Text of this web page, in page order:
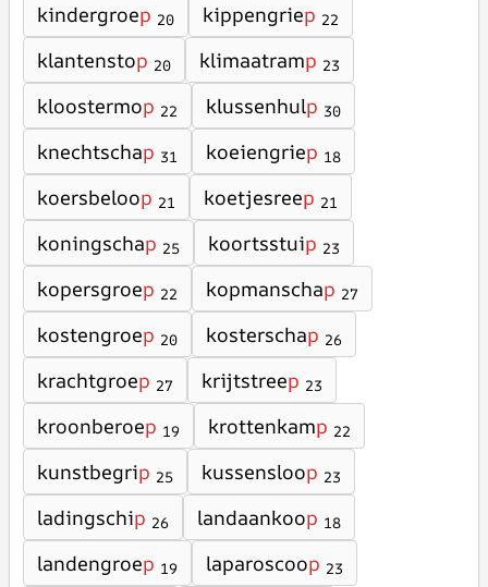
kindergroep 20 kippengriep 22
klantenstop 20 klimaatramp 23
kloostermop 22 klussenhulp 30
knechtschap 31 koeiengriep 18
koersbeloop 21 koetjesreep 21
koningschap 25 koortsstuip 23
kopersgroep 22 kopmanschap 27
kostengroep 20 kosterschap 26
krachtgroep 27 krijtstreep 23
kroonberoep 19 krottenkamp 22
kunstbegrip 25 kussensloop 23
ladingschip 26 landaankoop 18
landengroep 19 laparoscoop 23